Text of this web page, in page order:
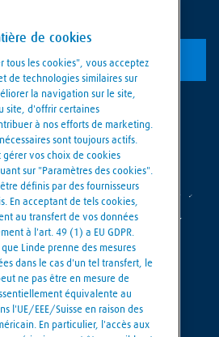
le monde de Linde
productive
de cookies
tous les cookies", vous acceptez
de technologies similaires sur
la navigation sur le site,
site, d'offrir certaines
à nos efforts de marketing.
sont toujours actifs.
vos choix de cookies
sur "Paramètres des cookies".
définis par des fournisseurs
En acceptant de tels cookies,
au transfert de vos données
à l'art. 49 (1) a EU GDPR.
Linde prenne des mesures
dans le cas d'un tel transfert, le
ne pas être en mesure de
équivalente au
l'UE/EEE/Suisse en raison des
En particulier, l'accès aux